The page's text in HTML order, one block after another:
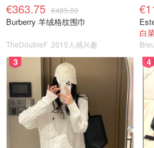
€363.75 €485.00
Burberry 羊绒格纹围巾
TheDoubleF 2015人感兴趣
白
3 4